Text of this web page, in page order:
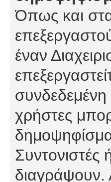
Όπως και
έναν
συνδεδεμένη
χρήστες
Συντονιστές
διαγράψουν.